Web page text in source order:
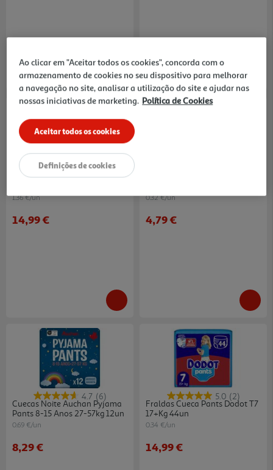
Fralda Cueca Huggies Drynites
1.36 €/un
14,99 €
0.32 €/un
4,79 €
4.7 (6)
Cuecas Noite Auchan Pyjama
Pants 8-15 Anos 27-57kg 12un
0.69 €/un
8,29 €
5.0 (2)
Fraldas Cueca Pants Dodot T7
17+kg 44un
0.34 €/un
14,99 €
Ao clicar em "Aceitar todos os cookies", concorda com o
armazenamento de cookies no seu dispositivo para melhorar
a navegação no site, analisar a utilização do site e ajudar nas
nossas iniciativas de marketing. Política de Cookies
Aceitar todos os cookies
Definições de cookies